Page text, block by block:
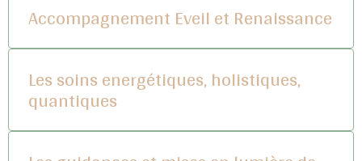
Accompagnement Eveil et Renaissance
Les soins energétiques, holistiques,
quantiques